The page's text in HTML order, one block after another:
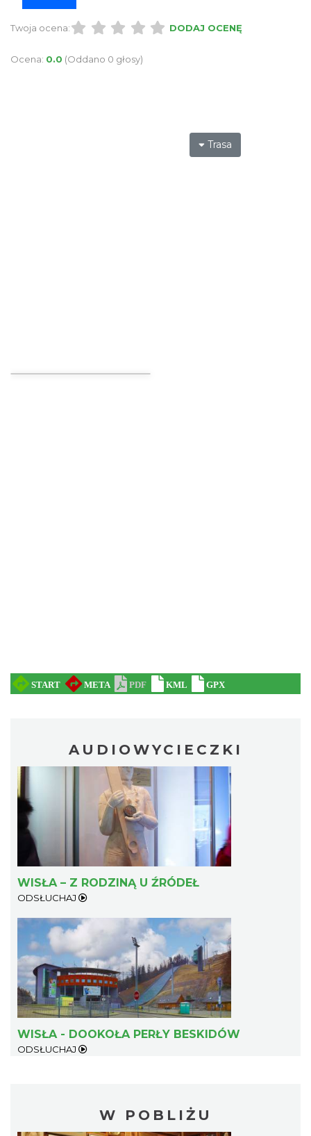
Twoja ocena: DODAJ OCENĘ
Ocena: 0.0 (Oddano 0 głosy)
Trasa
AUDIOWYCIECZKI
WISŁA – Z RODZINĄ U ŹRÓDEŁ
ODSŁUCHAJ
WISŁA - DOOKOŁA PERŁY BESKIDÓW
ODSŁUCHAJ
W POBLIŻU